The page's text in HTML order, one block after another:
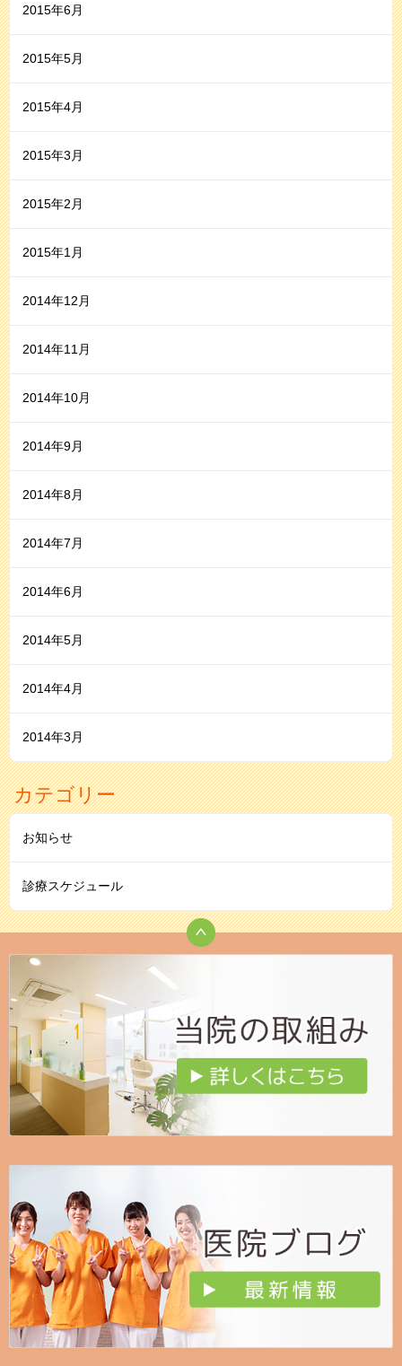
2015年6月
2015年5月
2015年4月
2015年3月
2015年2月
2015年1月
2014年12月
2014年11月
2014年10月
2014年9月
2014年8月
2014年7月
2014年6月
2014年5月
2014年4月
2014年3月
カテゴリー
お知らせ
診療スケジュール